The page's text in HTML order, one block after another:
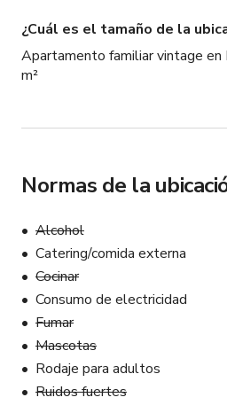
¿Cuál es el tamaño de la
Apartamento familiar vintage
m²
Normas de la
Alcohol
Catering/comida externa
Cocinar
Consumo de electricidad
Fumar
Mascotas
Rodaje para adultos
Ruidos fuertes